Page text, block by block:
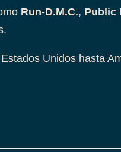
Run-D.M.C., Public
Unidos hasta